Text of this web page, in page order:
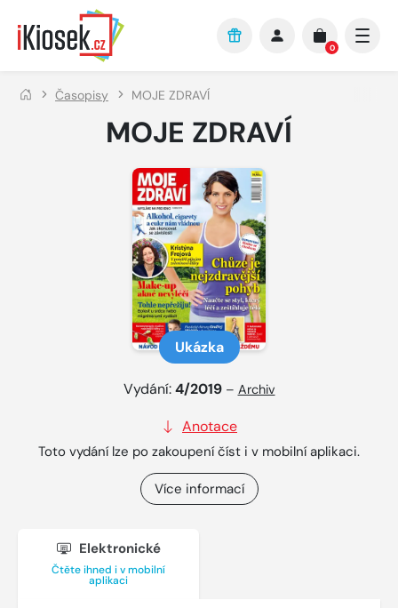
Přejít na hlavní obsah
0
Časopisy MOJE ZDRAVÍ
MOJE ZDRAVÍ
Ukázka
Vydání:4/2019 – Archiv
Anotace
Toto vydání lze po zakoupení číst i v mobilní aplikaci.
Více informací
Elektronické
Čtěte ihned i v mobilní
aplikaci